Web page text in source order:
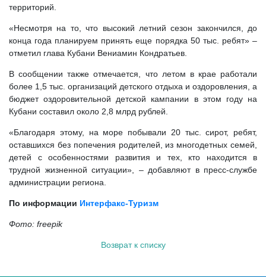
территорий.
«Несмотря на то, что высокий летний сезон закончился, до
конца года планируем принять еще порядка 50 тыс. ребят» –
отметил глава Кубани Вениамин Кондратьев.
В сообщении также отмечается, что летом в крае работали
более 1,5 тыс. организаций детского отдыха и оздоровления, а
бюджет оздоровительной детской кампании в этом году на
Кубани составил около 2,8 млрд рублей.
«Благодаря этому, на море побывали 20 тыс. сирот, ребят,
оставшихся без попечения родителей, из многодетных семей,
детей с особенностями развития и тех, кто находится в
трудной жизненной ситуации», – добавляют в пресс-службе
администрации региона.
По информации Интерфакс-Туризм
Фото: freepik
Возврат к списку